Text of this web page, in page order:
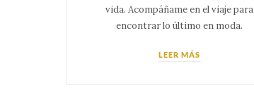
vida. Acompáñame en el viaje para
encontrar lo último en moda.
LEER MÁS